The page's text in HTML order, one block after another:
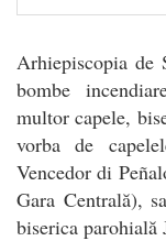
Arhiepiscopia de
bombe
multor capele,
vorba de
Vencedor di
Gara Centrală),
biserica parohială